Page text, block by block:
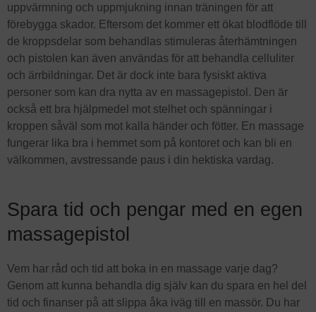
uppvärmning och uppmjukning innan träningen för att
förebygga skador. Eftersom det kommer ett ökat blodflöde till
de kroppsdelar som behandlas stimuleras återhämtningen
och pistolen kan även användas för att behandla celluliter
och ärrbildningar. Det är dock inte bara fysiskt aktiva
personer som kan dra nytta av en massagepistol. Den är
också ett bra hjälpmedel mot stelhet och spänningar i
kroppen såväl som mot kalla händer och fötter. En massage
fungerar lika bra i hemmet som på kontoret och kan bli en
välkommen, avstressande paus i din hektiska vardag.
Spara tid och pengar med en egen
massagepistol
Vem har råd och tid att boka in en massage varje dag?
Genom att kunna behandla dig själv kan du spara en hel del
tid och finanser på att slippa åka iväg till en massör. Du har